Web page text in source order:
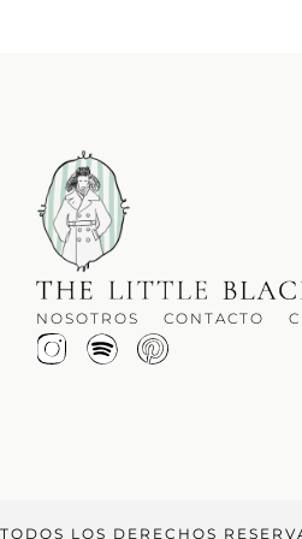
NOSOTROS CONTACTO
TODOS LOS DERECHOS